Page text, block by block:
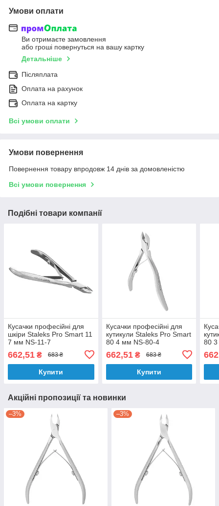
Умови оплати
Ви отримаєте замовлення
або гроші повернуться на вашу картку
Детальніше
Післяплата
Оплата на рахунок
Оплата на картку
Всі умови оплати
Умови повернення
Повернення товару впродовж 14 днів за домовленістю
Всі умови повернення
Подібні товари компанії
Кусачки професійні для
шкіри Staleks Pro Smart 11
7 мм NS-11-7
662,51 ₴ 683 ₴
Купити
Кусачки професійні для
кутикули Staleks Pro Smart
80 4 мм NS-80-4
662,51₴ 683 ₴
Купити
80
Акційні пропозиції та новинки
–3% –3%